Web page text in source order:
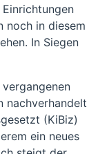
noch in diesem
In Siegen
nachverhandelt
(KiBiz)
ein neues